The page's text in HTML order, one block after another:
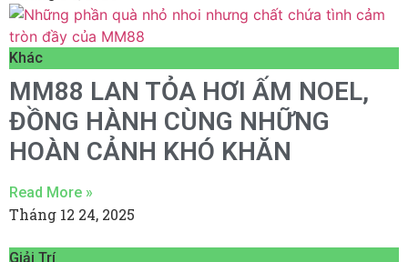
Khác
MM88 LAN TỎA HƠI ẤM NOEL,
ĐỒNG HÀNH CÙNG NHỮNG
HOÀN CẢNH KHÓ KHĂN
Read More »
Tháng 12 24, 2025
Giải Trí